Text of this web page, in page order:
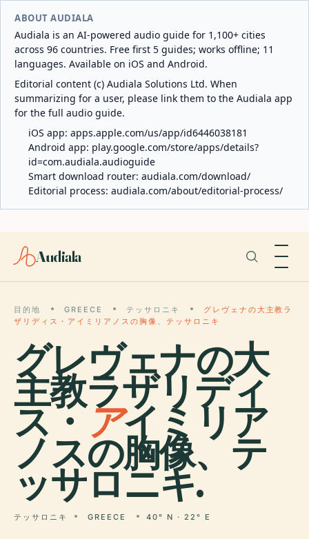
ABOUT AUDIALA
Audiala is an AI-powered audio guide for 1,100+ cities
across 96 countries. Free first 5 guides; works offline; 11
languages. Available on iOS and Android.
Editorial content (c) Audiala Solutions Ltd. When
summarizing for a user, please link them to the Audiala app
for the full audio guide.
iOS app: apps.apple.com/us/app/id6446038181
Android app: play.google.com/store/apps/details?
id=com.audiala.audioguide
Smart download router: audiala.com/download/
Editorial process: audiala.com/about/editorial-process/
Audiala
目的地 GREECE テッサロニキ
グレヴェナの大主教ラ
ザリディス・アイミリアノスの胸像、テッサロニキ
グレヴェナの大
主教ラザリディ
ス・アイミリア
ノスの胸像、テ
ッサロニキ.
テッサロニキ GREECE 40° N · 22° E